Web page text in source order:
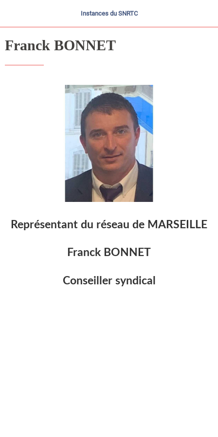
Instances du SNRTC
Franck BONNET
Représentant du réseau de MARSEILLE
Franck BONNET
Conseiller syndical